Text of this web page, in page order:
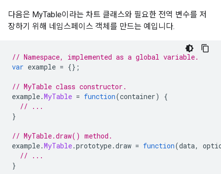
다음은 MyTable이라는 차트 클래스와 필요한 전역 변수를 저
장하기 위해 네임스페이스 객체를 만드는 예입니다.
// Namespace, implemented as a global variable.
var example = {};
// MyTable class constructor.
example.MyTable = function(container)
{
// ...
}
// MyTable.draw() method.
example.MyTable.prototype.draw = function(data,
// ...
}